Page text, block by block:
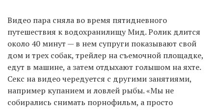
Видео пара сняла во время пятидневного
путешествия к водохранилищу Мид. Ролик длится
около 40 минут — в нем супруги показывают свой
дом и трех собак, трейлер на съемочной площадке,
едут в машине, а затем отдыхают голышом на яхте.
Секс на видео чередуется с другими занятиями,
например купанием и ловлей рыбы. «Мы не
собирались снимать порнофильм, а просто